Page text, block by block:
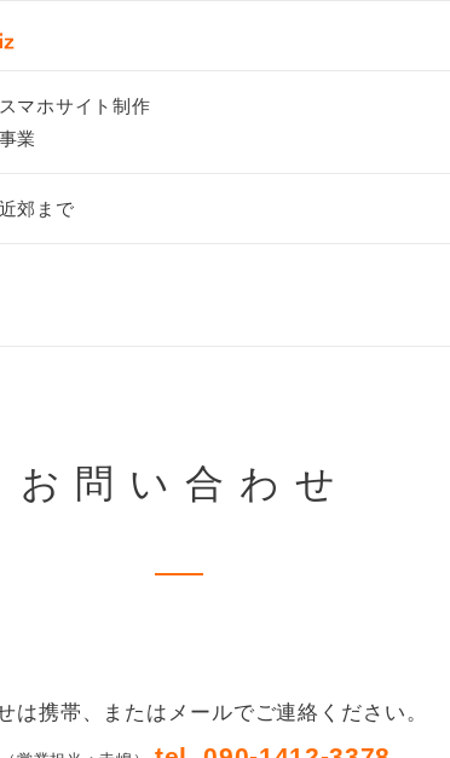
マホサイト制作
業
郊まで
お問い合わせ
は携帯、またはメールでご連絡ください。